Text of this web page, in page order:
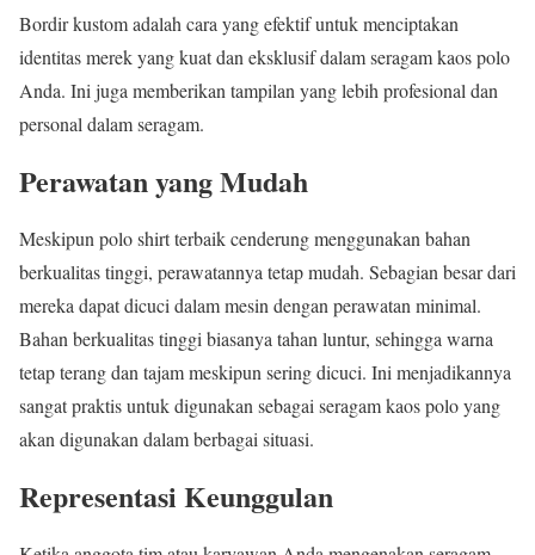
Bordir kustom adalah cara yang efektif untuk menciptakan
identitas merek yang kuat dan eksklusif dalam seragam kaos polo
Anda. Ini juga memberikan tampilan yang lebih profesional dan
personal dalam seragam.
Perawatan yang Mudah
Meskipun polo shirt terbaik cenderung menggunakan bahan
berkualitas tinggi, perawatannya tetap mudah. Sebagian besar dari
mereka dapat dicuci dalam mesin dengan perawatan minimal.
Bahan berkualitas tinggi biasanya tahan luntur, sehingga warna
tetap terang dan tajam meskipun sering dicuci. Ini menjadikannya
sangat praktis untuk digunakan sebagai seragam kaos polo yang
akan digunakan dalam berbagai situasi.
Representasi Keunggulan